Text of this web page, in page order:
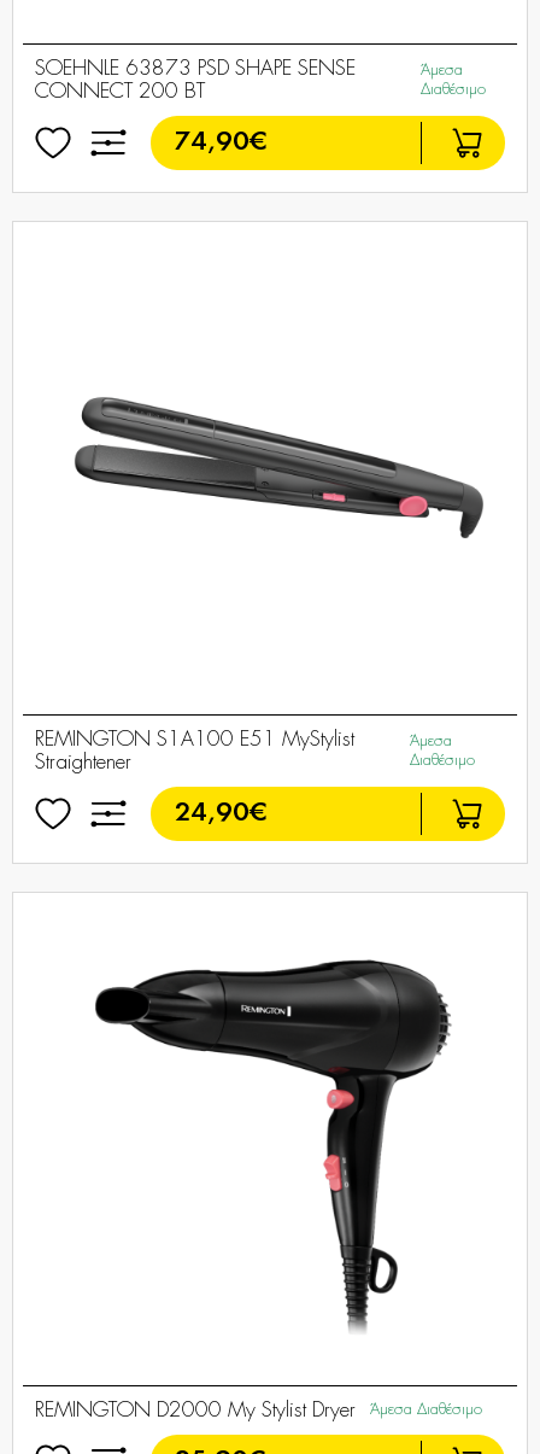
SOEHNLE 63873 PSD SHAPE SENSE
CONNECT 200 BT
Άμεσα
Διαθέσιμο
74,90€
REMINGTON S1A100 E51 MyStylist
Straightener
Άμεσα
Διαθέσιμο
24,90€
REMINGTON D2000 My Stylist Dryer Άμεσα Διαθέσιμο